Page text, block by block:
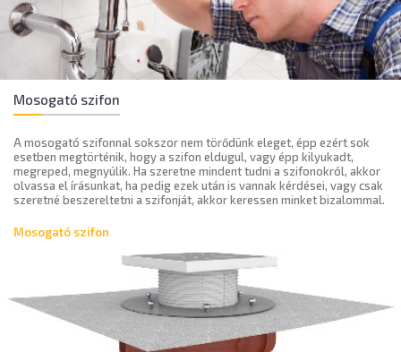
Mosogató szifon
A mosogató szifonnal sokszor nem törődünk eleget, épp ezért sok
esetben megtörténik, hogy a szifon eldugul, vagy épp kilyukadt,
megreped, megnyúlik. Ha szeretne mindent tudni a szifonokról, akkor
olvassa el írásunkat, ha pedig ezek után is vannak kérdései, vagy csak
szeretné beszereltetni a szifonját, akkor keressen minket bizalommal.
Mosogató szifon